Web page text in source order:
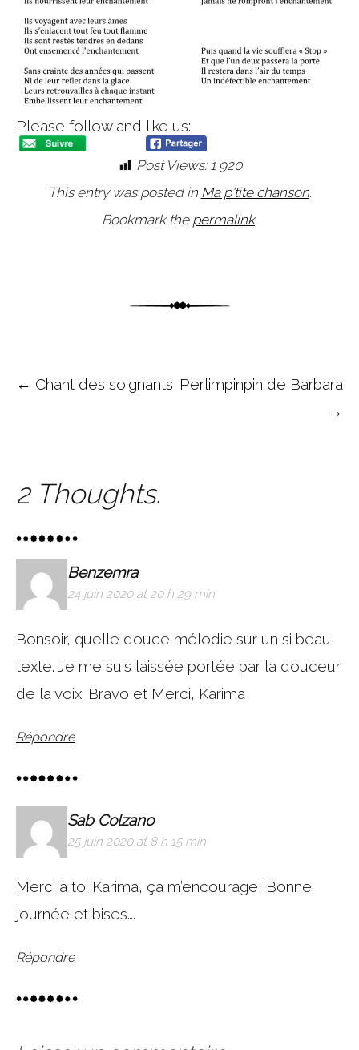
Please follow and like us:
Post Views: 1 920
This entry was posted in Ma p'tite chanson.
Bookmark the permalink.
Post navigation
← Chant des soignants Perlimpinpin de Barbara
→
2 Thoughts.
Benzemra
24 juin 2020 at 20 h 29 min
Bonsoir, quelle douce mélodie sur un si beau
texte. Je me suis laissée portée par la douceur
de la voix. Bravo et Merci, Karima
Répondre
Sab Colzano
25 juin 2020 at 8 h 15 min
Merci à toi Karima, ça m’encourage! Bonne
journée et bises….
Répondre